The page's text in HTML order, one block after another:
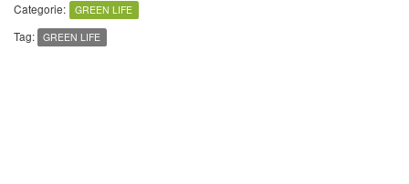
Categorie: GREEN LIFE
Tag: GREEN LIFE